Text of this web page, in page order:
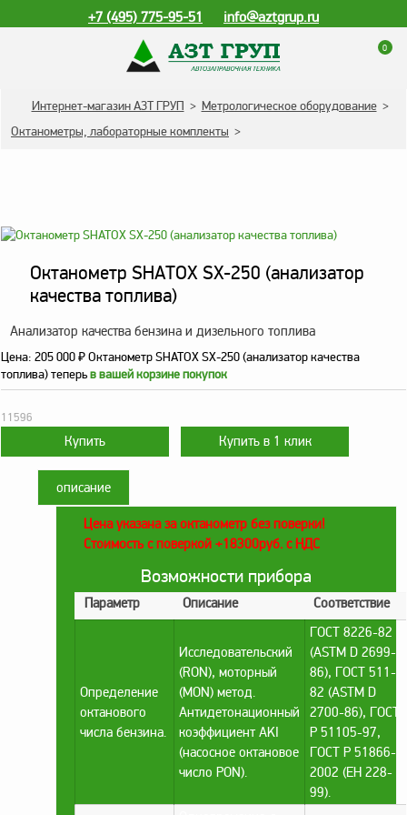
+7 (495) 775-95-51 info@aztgrup.ru
0
КАТАЛОГ ПРОДУКЦИИ
Топливораздаточные
Зарядные станции
Погружные насосы к
Запасные части к ТРК
и ГРК
Электронное
оборудование
ТОПАЗ
Пульты управления,
Устройства громкой
связи и оповещения
з/ч и комплектующие
Резервуарное
Насосы и насосные
Устройства слива и
Интернет-магазин АЗТ ГРУП > Метрологическое оборудование >
Октанометры, лабораторные комплекты >
Октанометр SHATOX SX-250 (анализатор
качества топлива)
Анализатор качества бензина и дизельного топлива
Цена: 205 000₽Октанометр SHATOX SX-250 (анализатор качества
топлива) теперьв вашей корзине покупок
11596
описание
Цена указана за октанометр без поверки!
Стоимость с поверкой +18300руб. с НДС
Возможности прибора
Параметр Описание Соответствие
Определение
октанового
числа бензина.
Исследовательский
(RON), моторный
(MON) метод.
Антидетонационный
коэффициент AKI
(насосное октановое
число PON).
ГОСТ 8226-82
(ASTM D 2699-
86), ГОСТ 511-
82 (ASTM D
2700-86), ГОСТ
Р 51105-97,
ГОСТ Р 51866-
2002 (ЕН 228-
99).